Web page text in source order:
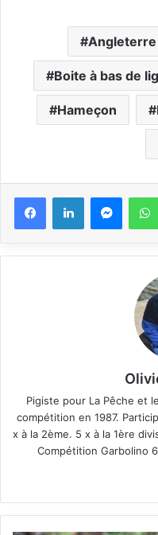
Angleterre
Boite à bas de
Hameçon
Pigiste pour La Pêche et
compétition en 1987.
x à la 2ème. 5 x à la 1ère
Compétition Garbolino